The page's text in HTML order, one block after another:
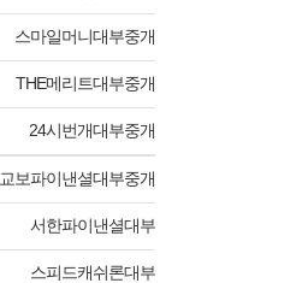
스마일머니대부중개
THE메리트대부중개
24시번개대부중개
교보파이낸셜대부중개
서한파이낸셜대부
스피드캐쉬론대부